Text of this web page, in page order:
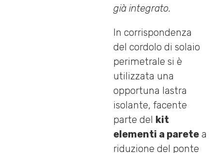
già integrato.
In corrispondenza
del cordolo di solaio
perimetrale si è
utilizzata una
opportuna lastra
isolante, facente
parte del kit
elementi a parete a
riduzione del ponte